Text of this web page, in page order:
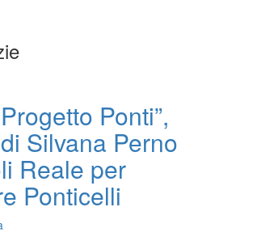
Ponti”,
Silvana Perno
Reale per
Ponticelli